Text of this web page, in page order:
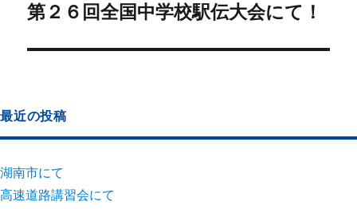
第２６回全国中学校駅伝大会にて！
最近の投稿
湖南市にて
高速道路講習会にて